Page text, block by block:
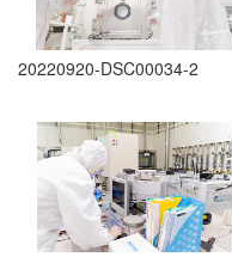
20220920-DSC00034-2